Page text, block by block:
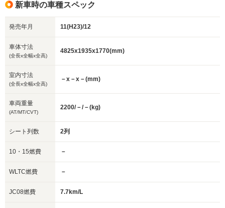
新車時の車種スペック
発売年月 11(H23)/12
車体寸法
(全長x全幅x全高)
4825x1935x1770(mm)
室内寸法
(全長x全幅x全高)
－x－x－(mm)
車両重量
(AT/MT/CVT)
2200/－/－(kg)
シート列数 2列
10・15燃費 －
WLTC燃費 －
JC08燃費 7.7km/L